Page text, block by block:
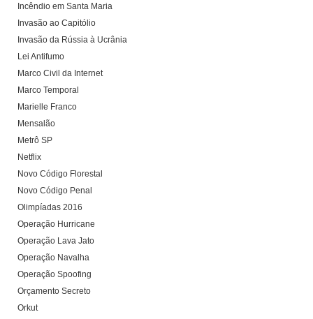
Incêndio em Santa Maria
Invasão ao Capitólio
Invasão da Rússia à Ucrânia
Lei Antifumo
Marco Civil da Internet
Marco Temporal
Marielle Franco
Mensalão
Metrô SP
Netflix
Novo Código Florestal
Novo Código Penal
Olimpíadas 2016
Operação Hurricane
Operação Lava Jato
Operação Navalha
Operação Spoofing
Orçamento Secreto
Orkut